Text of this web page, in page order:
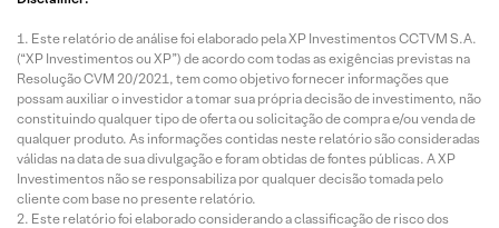
Este relatório de análise foi elaborado pela XP Investimentos CCTVM S.A.
(“XP Investimentos ou XP”) de acordo com todas as exigências previstas na
Resolução CVM 20/2021, tem como objetivo fornecer informações que
possam auxiliar o investidor a tomar sua própria decisão de investimento, não
constituindo qualquer tipo de oferta ou solicitação de compra e/ou venda de
qualquer produto. As informações contidas neste relatório são consideradas
válidas na data de sua divulgação e foram obtidas de fontes públicas. A XP
Investimentos não se responsabiliza por qualquer decisão tomada pelo
cliente com base no presente relatório.
Este relatório foi elaborado considerando a classificação de risco dos